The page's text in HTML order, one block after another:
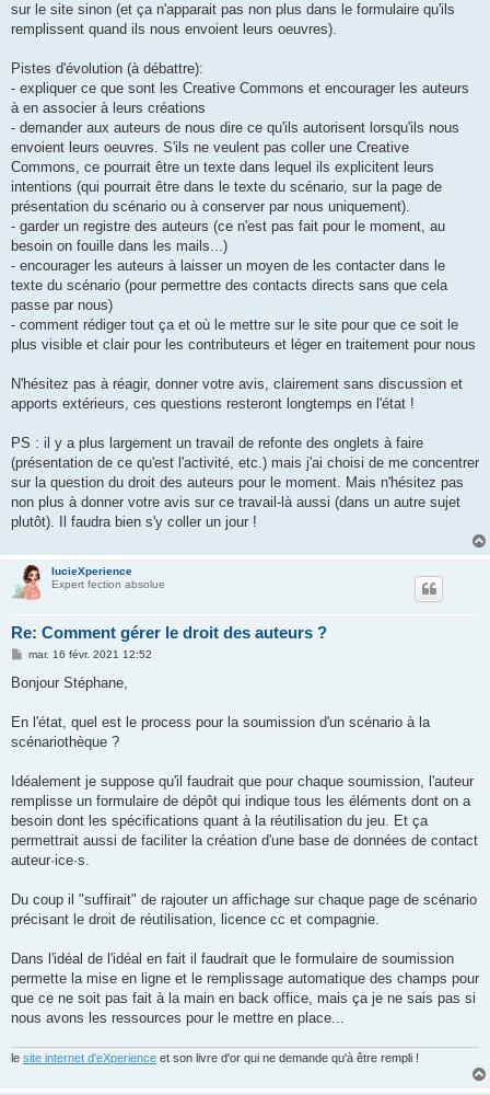
sur le site sinon (et ça n'apparait pas non plus dans le formulaire qu'ils
remplissent quand ils nous envoient leurs oeuvres).
Pistes d'évolution (à débattre):
- expliquer ce que sont les Creative Commons et encourager les auteurs
à en associer à leurs créations
- demander aux auteurs de nous dire ce qu'ils autorisent lorsqu'ils nous
envoient leurs oeuvres. S'ils ne veulent pas coller une Creative
Commons, ce pourrait être un texte dans lequel ils explicitent leurs
intentions (qui pourrait être dans le texte du scénario, sur la page de
présentation du scénario ou à conserver par nous uniquement).
- garder un registre des auteurs (ce n'est pas fait pour le moment, au
besoin on fouille dans les mails...)
- encourager les auteurs à laisser un moyen de les contacter dans le
texte du scénario (pour permettre des contacts directs sans que cela
passe par nous)
- comment rédiger tout ça et où le mettre sur le site pour que ce soit le
plus visible et clair pour les contributeurs et léger en traitement pour nous
N'hésitez pas à réagir, donner votre avis, clairement sans discussion et
apports extérieurs, ces questions resteront longtemps en l'état !
PS : il y a plus largement un travail de refonte des onglets à faire
(présentation de ce qu'est l'activité, etc.) mais j'ai choisi de me concentrer
sur la question du droit des auteurs pour le moment. Mais n'hésitez pas
non plus à donner votre avis sur ce travail-là aussi (dans un autre sujet
plutôt). Il faudra bien s'y coller un jour !
lucieXperience
Expert fection absolue
Re: Comment gérer le droit des auteurs ?
M
s
g
mar. 16 févr. 2021 12:52
Bonjour Stéphane,
En l'état, quel est le process pour la soumission d'un scénario à la
scénariothèque ?
Idéalement je suppose qu'il faudrait que pour chaque soumission, l'auteur
remplisse un formulaire de dépôt qui indique tous les éléments dont on a
besoin dont les spécifications quant à la réutilisation du jeu. Et ça
permettrait aussi de faciliter la création d'une base de données de contact
auteur·ice·s.
Du coup il "suffirait" de rajouter un affichage sur chaque page de scénario
précisant le droit de réutilisation, licence cc et compagnie.
Dans l'idéal de l'idéal en fait il faudrait que le formulaire de soumission
permette la mise en ligne et le remplissage automatique des champs pour
que ce ne soit pas fait à la main en back office, mais ça je ne sais pas si
nous avons les ressources pour le mettre en place...
le site internet d'eXperience et son livre d'or qui ne demande qu'à être rempli !